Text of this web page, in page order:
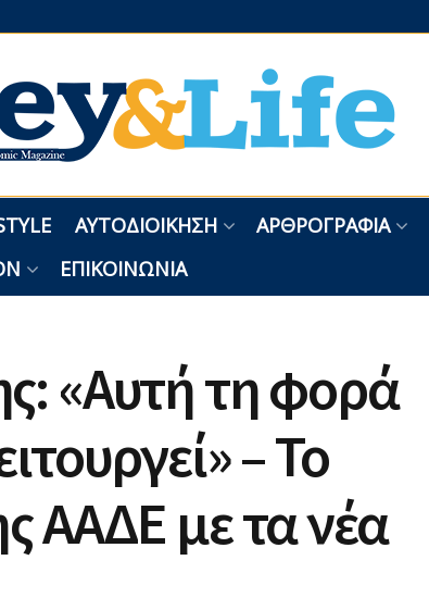
ΑΥΤΟΔΙΟΊΚΗΣΗ ΑΡΘΡΟΓΡΑΦΊΑ
ΕΠΙΚΟΙΝΩΝΊΑ
«Αυτή τη φορά
– Το
ΑΑΔΕ με τα νέα